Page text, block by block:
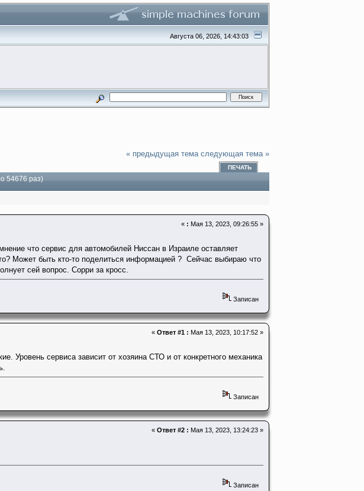
Августа 06, 2026, 14:43:03
« предыдущая тема следующая тема »
ПЕЧАТЬ
54676 раз)
« : Мая 13, 2023, 09:26:55 »
что сервис для автомобилей Ниссан в Израиле оставляет
Может быть кто-то поделиться информацией ? Сейчас выбираю что
сей вопрос. Сорри за кросс.
Записан
« Ответ #1 : Мая 13, 2023, 10:17:52 »
Уровень сервиса зависит от хозяина СТО и от конкретного механика
Записан
« Ответ #2 : Мая 13, 2023, 13:24:23 »
Записан